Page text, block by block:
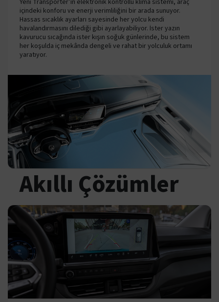
içindeki konforu ve enerji verimliliğini bir arada sunuyor.
Hassas sıcaklık ayarları sayesinde her yolcu kendi
havalandırmasını dilediği gibi ayarlayabiliyor. İster yazın
kavurucu sıcağında ister kışın soğuk günlerinde, bu sistem
her koşulda iç mekânda dengeli ve rahat bir yolculuk ortamı
yaratıyor.
Akıllı Çözümler